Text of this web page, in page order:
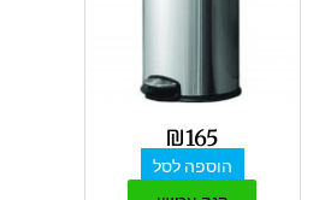
₪165
הוספה לסל